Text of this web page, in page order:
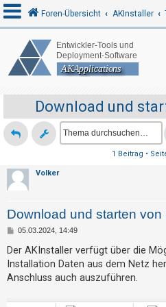
A
e
l
e
n
R
e
g
i
s
Foren-Übersicht AKInstaller
Download und
1 Beitrag •
Volker
Download und starten von
B
i
t
r
a
g
05.03.2024, 14:49
Der AKInstaller verfügt über die
Installation Daten aus dem Netz
Anschluss auch auszuführen.